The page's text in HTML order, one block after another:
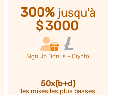
300%jusqu'à
$3000
Sign Up Bonus - Crypto
50x(b+d)
les mises les plus basses